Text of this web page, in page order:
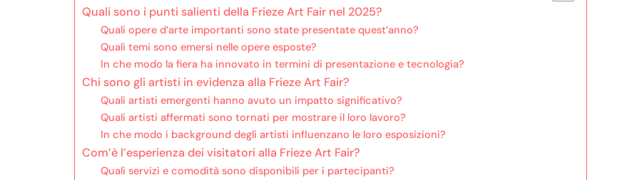
Quali sono i punti salienti della Frieze Art Fair nel 2025?
Quali opere d’arte importanti sono state presentate quest’anno?
Quali temi sono emersi nelle opere esposte?
In che modo la fiera ha innovato in termini di presentazione e tecnologia?
Chi sono gli artisti in evidenza alla Frieze Art Fair?
Quali artisti emergenti hanno avuto un impatto significativo?
Quali artisti affermati sono tornati per mostrare il loro lavoro?
In che modo i background degli artisti influenzano le loro esposizioni?
Com’è l’esperienza dei visitatori alla Frieze Art Fair?
Quali servizi e comodità sono disponibili per i partecipanti?